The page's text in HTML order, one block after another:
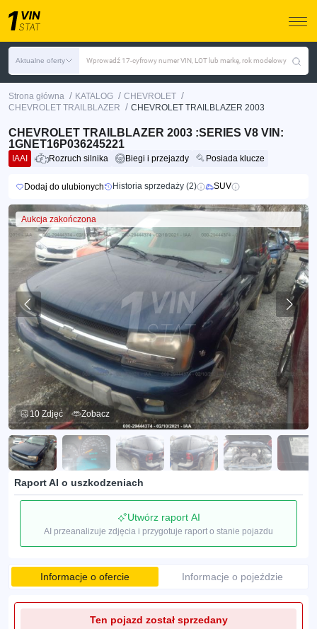
Aktualne oferty Wprowadź 17-cyfrowy numer VIN, LOT lub markę, rok modelowy
Strona główna / KATALOG / CHEVROLET /
CHEVROLET TRAILBLAZER / CHEVROLET TRAILBLAZER 2003
CHEVROLET TRAILBLAZER 2003 :SERIES V8 VIN:
1GNET16P036245221
IAAI Rozruch silnika Biegi i przejazdy Posiada klucze
Dodaj do ulubionych Historia sprzedaży (2) SUV
Aukcja zakończona
10 Zdjęć Zobacz
Raport AI o uszkodzeniach
Utwórz raport AI
AI przeanalizuje zdjęcia i przygotuje raport o stanie pojazdu
Informacje o ofercie Informacje o pojeździe
Ten pojazd został sprzedany